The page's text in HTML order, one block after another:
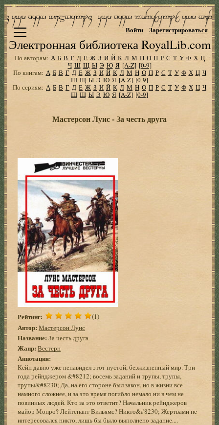
Электронная библиотека RoyalLib.com
Войти Зарегистрироваться
По авторам: А Б В Г Д Е Ж З И Й К Л М Н О П Р С Т У Ф Х Ц
Ч Ш Щ Ы Э Ю Я [A-Z] [0-9]
По книгам: А Б В Г Д Е Ж З И Й К Л М Н О П Р С Т У Ф Х Ц Ч
Ш Щ Ы Э Ю Я [A-Z] [0-9]
По сериям: А Б В Г Д Е Ж З И Й К Л М Н О П Р С Т У Ф Х Ц Ч
Ш Щ Ы Э Ю Я [A-Z] [0-9]
Мастерсон Луис - За честь друга
Рейтинг: (1)
Автор: Мастерсон Луис
Название: За честь друга
Жанр: Вестерн
Аннотация:
Кейн давно уже ненавидел этот пустой, безжизненный мир. Три
года рейнджером &#8212; восемь заданий и трупы, трупы,
трупы&#8230; Да, на его стороне был закон, но в жизни все
намного сложнее, и за это время погибло немало ни в чем не
повинных людей. Кто за это ответит? Начальник рейнджеров
майор Монро? Лейтенант Вильямс? Никто&#8230; Жертвами не
интересовался никто, лишь бы было выполнено задание....